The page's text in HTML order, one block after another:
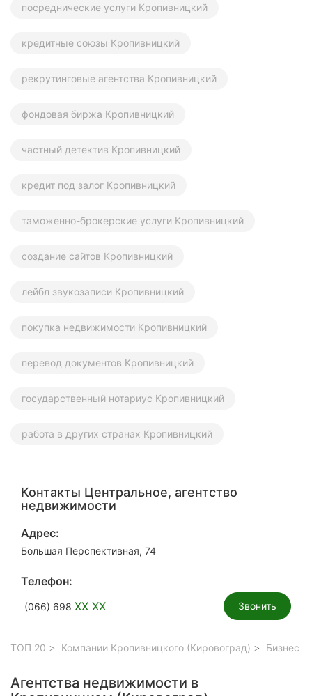
посреднические услуги Кропивницкий
кредитные союзы Кропивницкий
рекрутинговые агентства Кропивницкий
фондовая биржа Кропивницкий
частный детектив Кропивницкий
кредит под залог Кропивницкий
таможенно-брокерские услуги Кропивницкий
создание сайтов Кропивницкий
лейбл звукозаписи Кропивницкий
покупка недвижимости Кропивницкий
перевод документов Кропивницкий
государственный нотариус Кропивницкий
работа в других странах Кропивницкий
Контакты Центральное, агентство
недвижимости
Адрес:
Большая Перспективная, 74
Телефон:
(066) 698 XX XX Звонить
ТОП 20 Компании Кропивницкого (Кировоград) Бизнес
Агентства недвижимости в